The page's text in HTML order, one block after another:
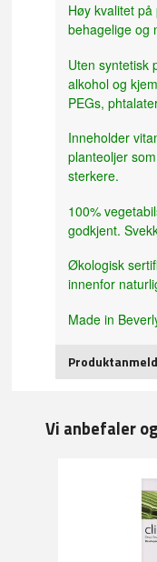
Høy kvalitet
behagelige og
Uten syntetisk
alkohol og
PEGs,
Inneholder
planteoljer
sterkere.
100%
godkjent.
Økologisk
innenfor
Made in
Vi anbefaler